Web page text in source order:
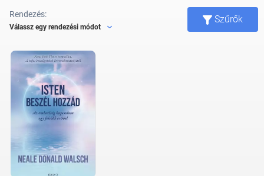
Rendezés:
Válassz egy rendezési módot
Szűrők